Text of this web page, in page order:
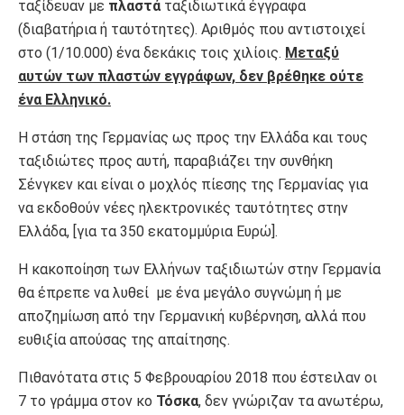
ταξίδευαν με πλαστά ταξιδιωτικά έγγραφα
(διαβατήρια ή ταυτότητες). Αριθμός που αντιστοιχεί
στο (1/10.000) ένα δεκάκις τοις χιλίοις. Μεταξύ
αυτών των πλαστών εγγράφων, δεν βρέθηκε ούτε
ένα Ελληνικό.
Η στάση της Γερμανίας ως προς την Ελλάδα και τους
ταξιδιώτες προς αυτή, παραβιάζει την συνθήκη
Σένγκεν και είναι ο μοχλός πίεσης της Γερμανίας για
να εκδοθούν νέες ηλεκτρονικές ταυτότητες στην
Ελλάδα, [για τα 350 εκατομμύρια Ευρώ].
Η κακοποίηση των Ελλήνων ταξιδιωτών στην Γερμανία
θα έπρεπε να λυθεί με ένα μεγάλο συγνώμη ή με
αποζημίωση από την Γερμανική κυβέρνηση, αλλά που
ευθιξία απούσας της απαίτησης.
Πιθανότατα στις 5 Φεβρουαρίου 2018 που έστειλαν οι
7 το γράμμα στον κο Τόσκα, δεν γνώριζαν τα ανωτέρω,